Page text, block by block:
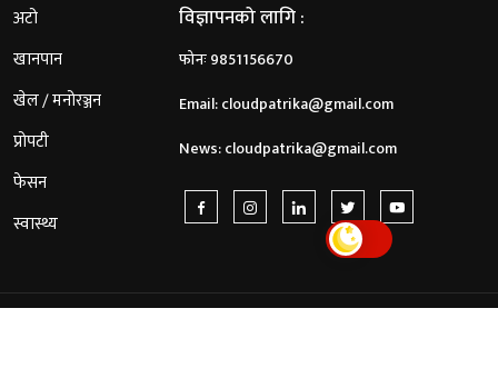
अटो
खानपान
खेल / मनोरञ्जन
प्रोपटी
फेसन
स्वास्थ्य
विज्ञापनको लागि :
फोनः 9851156670
Email:cloudpatrika@gmail.com
News:cloudpatrika@gmail.com